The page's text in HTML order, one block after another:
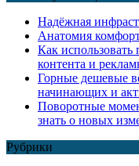
Надёжная
Анатомия
Как использовать
контента и
Горные дешевые
начинающих и
Поворотные
знать о новых
Рубрики